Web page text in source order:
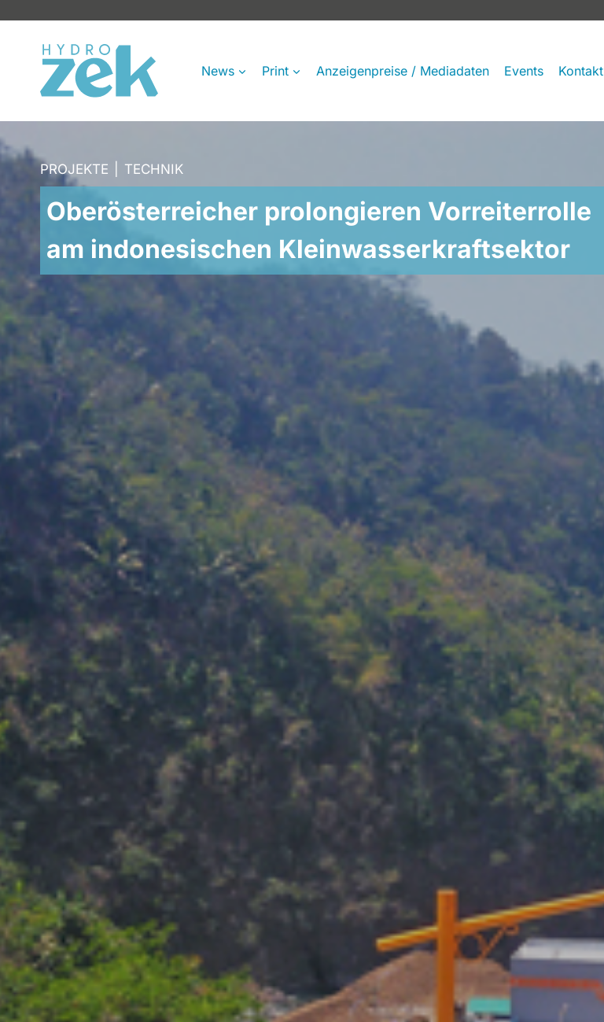
springen
News Print Anzeigenpreise / Mediadaten Events Kontakt
PROJEKTE TECHNIK
Oberösterreicher prolongieren Vorreiterrolle
am indonesischen Kleinwasserkraftsektor